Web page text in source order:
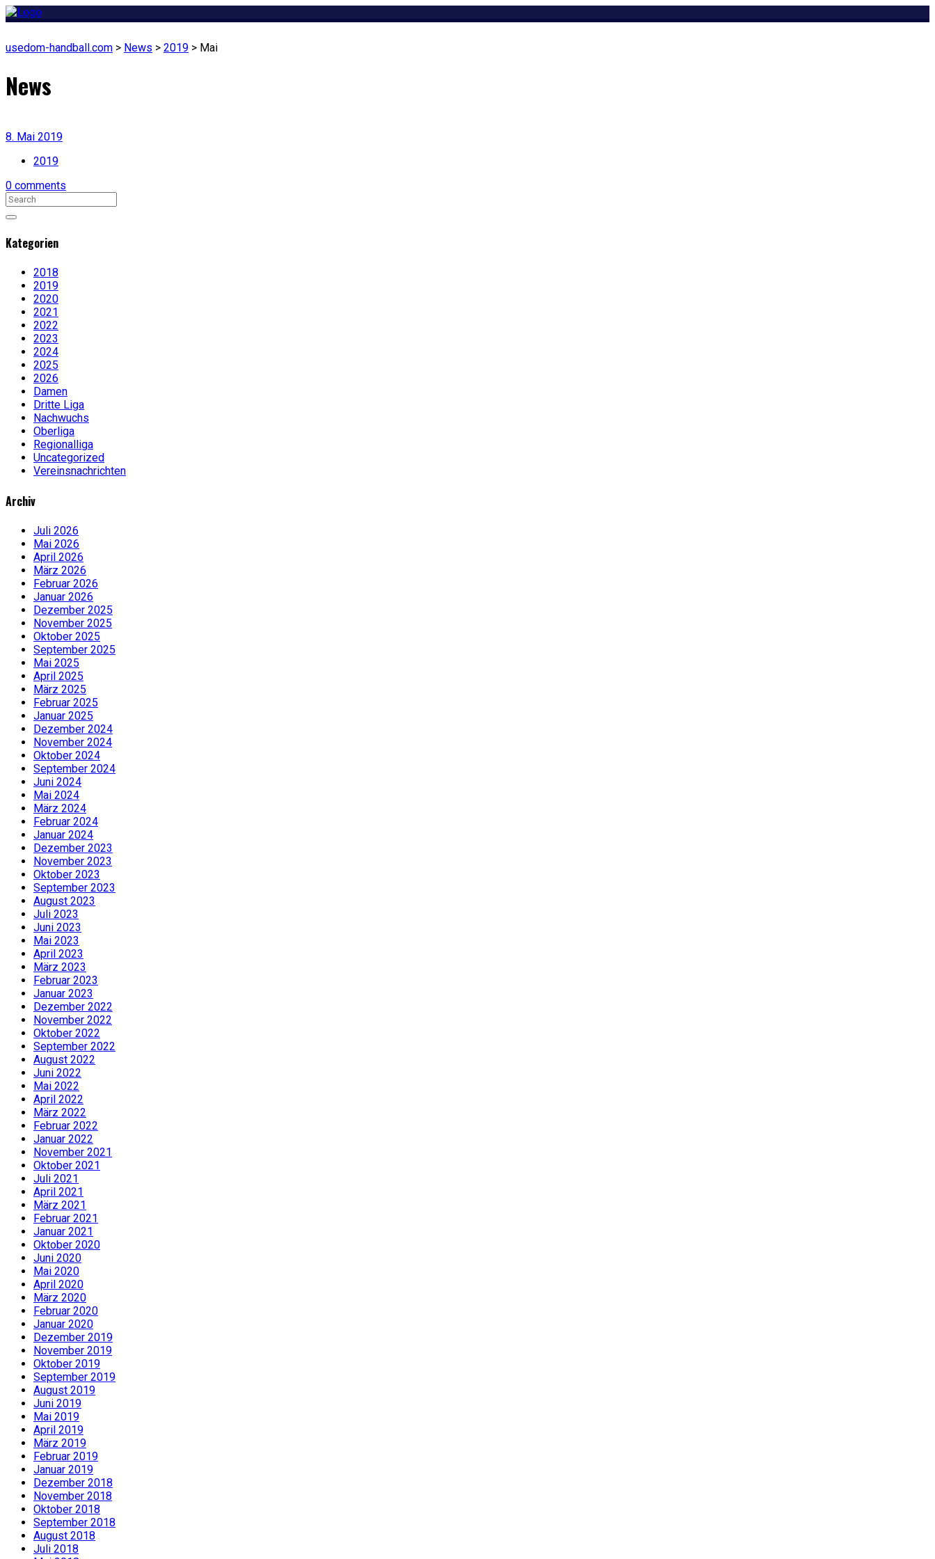
usedom-handball.com > News > 2019 > Mai
News
8. Mai 2019
2019
0 comments
Kategorien
2018
2019
2020
2021
2022
2023
2024
2025
2026
Damen
Dritte Liga
Nachwuchs
Oberliga
Regionalliga
Uncategorized
Vereinsnachrichten
Archiv
Juli 2026
Mai 2026
April 2026
März 2026
Februar 2026
Januar 2026
Dezember 2025
November 2025
Oktober 2025
September 2025
Mai 2025
April 2025
März 2025
Februar 2025
Januar 2025
Dezember 2024
November 2024
Oktober 2024
September 2024
Juni 2024
Mai 2024
März 2024
Februar 2024
Januar 2024
Dezember 2023
November 2023
Oktober 2023
September 2023
August 2023
Juli 2023
Juni 2023
Mai 2023
April 2023
März 2023
Februar 2023
Januar 2023
Dezember 2022
November 2022
Oktober 2022
September 2022
August 2022
Juni 2022
Mai 2022
April 2022
März 2022
Februar 2022
Januar 2022
November 2021
Oktober 2021
Juli 2021
April 2021
März 2021
Februar 2021
Januar 2021
Oktober 2020
Juni 2020
Mai 2020
April 2020
März 2020
Februar 2020
Januar 2020
Dezember 2019
November 2019
Oktober 2019
September 2019
August 2019
Juni 2019
Mai 2019
April 2019
März 2019
Februar 2019
Januar 2019
Dezember 2018
November 2018
Oktober 2018
September 2018
August 2018
Juli 2018